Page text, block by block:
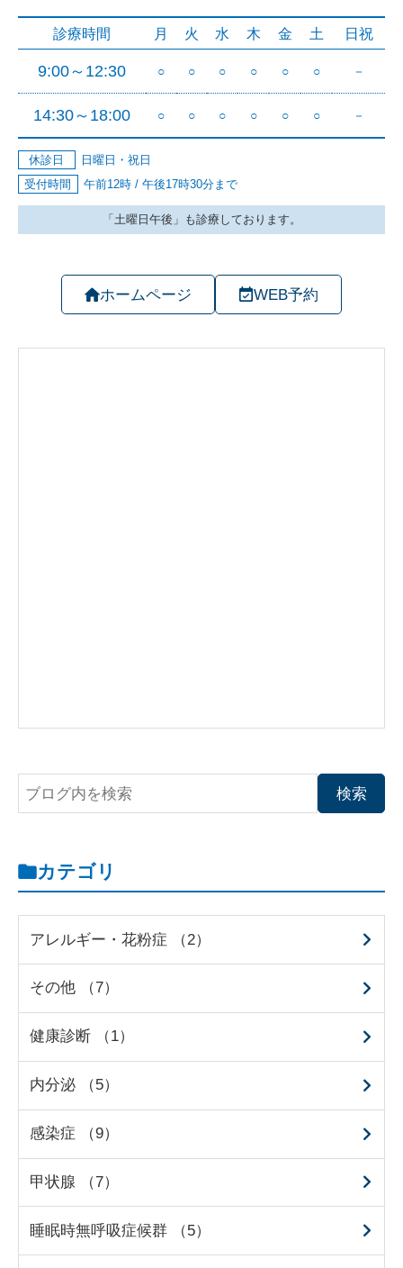
ホームページ WEB予約
カテゴリ
アレルギー・花粉症 （2）
その他 （7）
健康診断 （1）
内分泌 （5）
感染症 （9）
甲状腺 （7）
睡眠時無呼吸症候群 （5）